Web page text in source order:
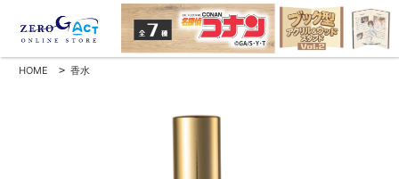
HOME > 香水